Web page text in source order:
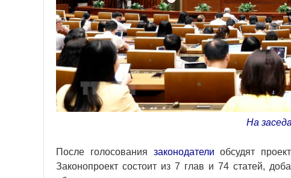
На
После голосования законодатели обсудят
Законопроект состоит из 7 глав и 74 статей,